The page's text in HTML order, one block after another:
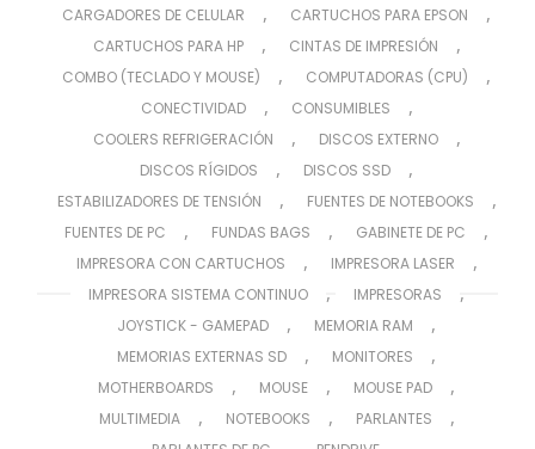
CARGADORES DE CELULAR , CARTUCHOS PARA EPSON ,
CARTUCHOS PARA HP , CINTAS DE IMPRESIÓN ,
COMBO (TECLADO Y MOUSE) , COMPUTADORAS (CPU) ,
CONECTIVIDAD , CONSUMIBLES ,
COOLERS REFRIGERACIÓN , DISCOS EXTERNO ,
DISCOS RÍGIDOS , DISCOS SSD ,
ESTABILIZADORES DE TENSIÓN , FUENTES DE NOTEBOOKS ,
FUENTES DE PC , FUNDAS BAGS , GABINETE DE PC ,
IMPRESORA CON CARTUCHOS , IMPRESORA LASER ,
IMPRESORA SISTEMA CONTINUO , IMPRESORAS ,
JOYSTICK - GAMEPAD , MEMORIA RAM ,
MEMORIAS EXTERNAS SD , MONITORES ,
MOTHERBOARDS , MOUSE , MOUSE PAD ,
MULTIMEDIA , NOTEBOOKS , PARLANTES ,